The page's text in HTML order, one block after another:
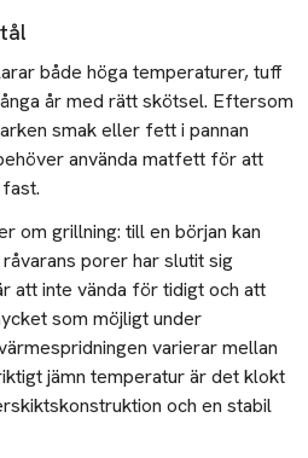
både höga temperaturer, tuff
år med rätt skötsel. Eftersom
smak eller fett i pannan
använda matfett för att
om grillning: till en början kan
porer har slutit sig
att inte vända för tidigt och att
som möjligt under
varierar mellan
jämn temperatur är det klokt
och en stabil